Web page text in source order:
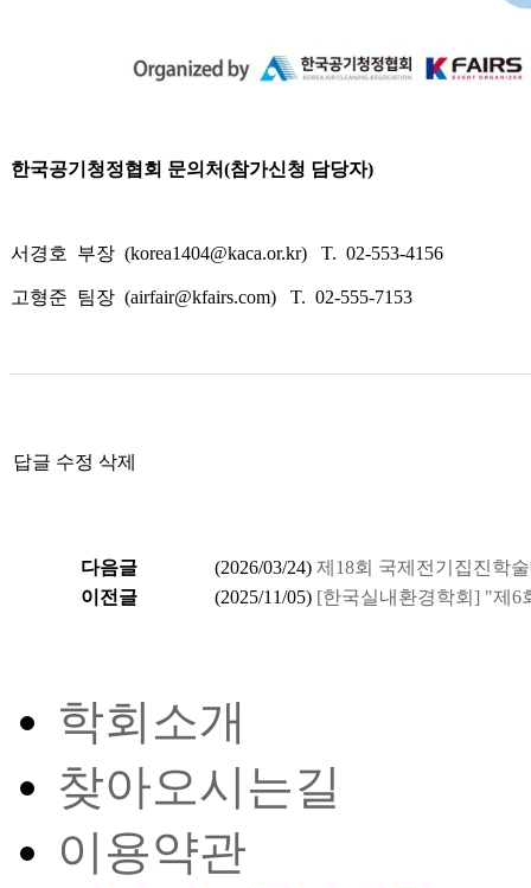
한국공기청정협회 문의처(참가신청 담당자)
서경호 부장 (korea1404@kaca.or.kr) T. 02-553-
고형준 팀장 (airfair@kfairs.com) T. 02-555-7153
답글 수정 삭제
다음글 (2026/03/24) 제18회 국제전기집진학
이전글
(2025/11/05) [한국실내환경학회] "제6
학회소개
찾아오시는길
이용약관